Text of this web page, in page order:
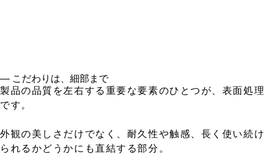
― こだわりは、細部まで
製品の品質を左右する重要な要素のひとつが、表面処理
です。
外観の美しさだけでなく、耐久性や触感、長く使い続け
られるかどうかにも直結する部分。